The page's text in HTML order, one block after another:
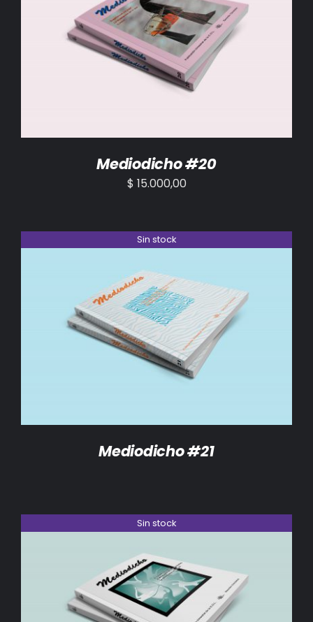
AÑADIR AL CARRITO / DETALLES
Mediodicho #20
$ 15.000,00
Sin stock
DETALLES
Mediodicho #21
Sin stock
DETALLES